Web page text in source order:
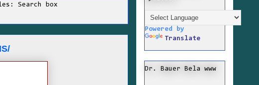
Search box
Powered by
Translate
Dr. Bauer Bela www